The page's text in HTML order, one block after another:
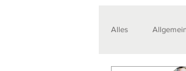
Alles